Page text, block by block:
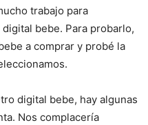
trabajo para
bebe. Para probarlo,
a comprar y probé la
digital bebe, hay algunas
Nos complacería